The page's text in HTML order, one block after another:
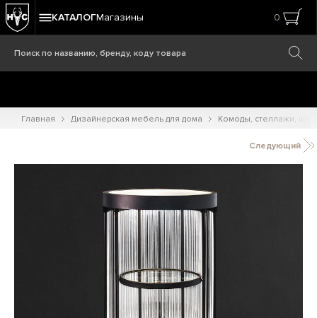
КАТАЛОГМагазины 0
Главная Дизайнерская мебель для дома Комоды, стеллажи,
Следующий